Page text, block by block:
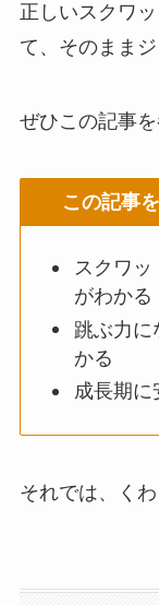
正しいスクワ
て、そのまま
ぜひこの記事
この記事
スクワッ
がわかる
跳ぶ力に
かる
成長期に
それでは、く